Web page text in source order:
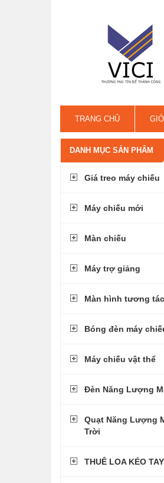
TRANG CHỦ
LIÊN HỆ
DANH MỤC SẢN PHẨM
Giá treo máy chiếu
Máy chiếu mới
Màn chiếu
Máy trợ giảng
Màn hình tương tác
Bóng đèn máy
Máy chiếu vật thể
Đèn Năng Lượng
Quạt Năng Lượng
Trời
THUÊ LOA KÉO TAY